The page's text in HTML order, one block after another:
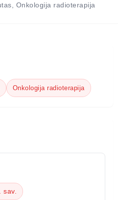
Onkologija radioterapija
Onkologija radioterapija
sav.